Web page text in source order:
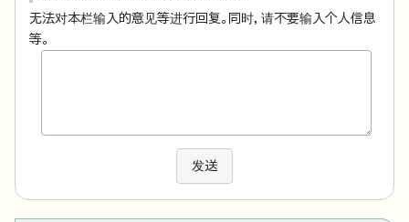
无法对本栏输入的意见等进行回复。同时，请不要输入个人信息
等。
发送